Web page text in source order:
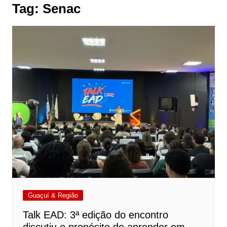
Tag: Senac
Guaçuí & Região
Talk EAD: 3ª edição do encontro